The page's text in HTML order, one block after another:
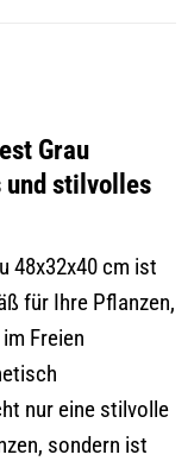
Grau
und stilvolles
48x32x40 cm ist
für Ihre Pflanzen,
Freien
nur eine stilvolle
sondern ist